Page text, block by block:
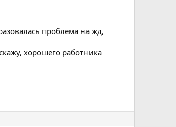
проблема на жд,
хорошего работника